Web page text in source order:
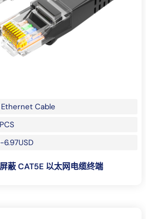
Cable
6.97USD
蔽 CAT5E 以太网电缆终端